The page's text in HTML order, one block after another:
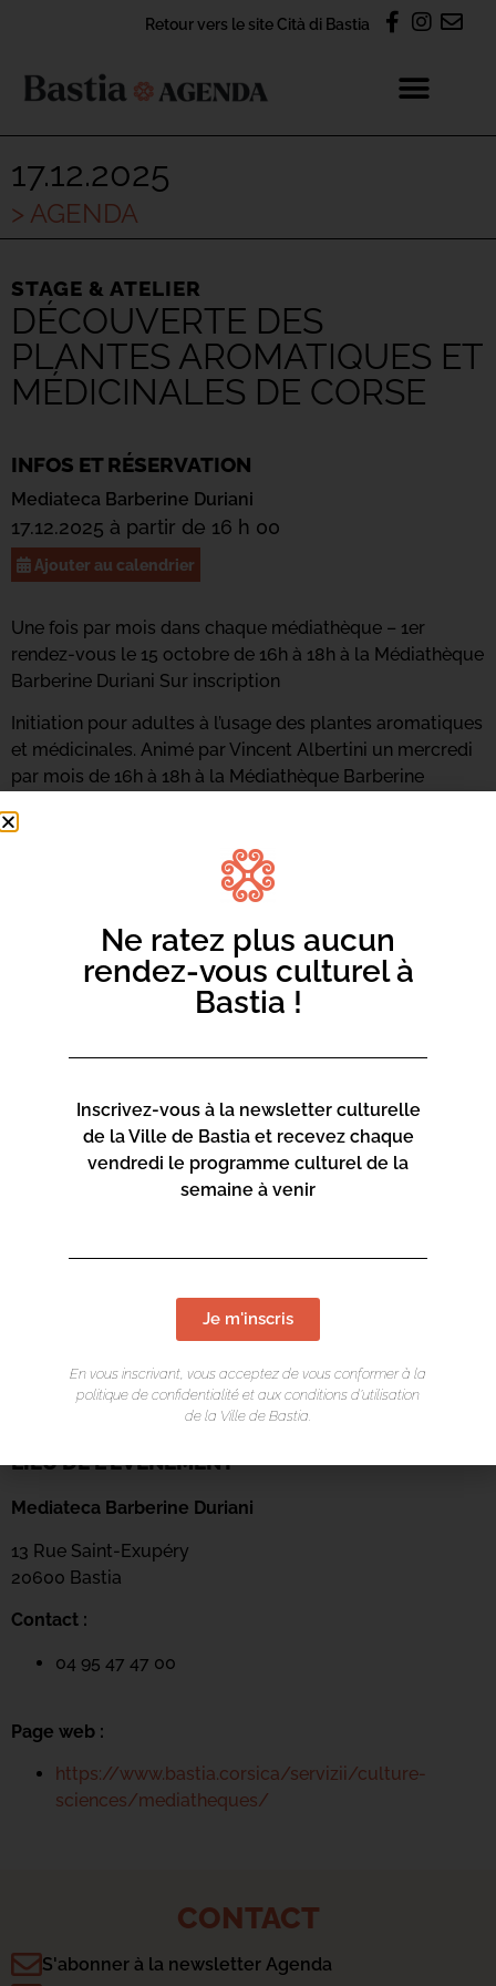
Retour vers le site Cità di Bastia
17.12.2025
> AGENDA
STAGE & ATELIER
DÉCOUVERTE DES
PLANTES AROMATIQUES ET
MÉDICINALES DE CORSE
INFOS ET RÉSERVATION
Mediateca Barberine Duriani
17.12.2025 à partir de 16 h 00
Ajouter au calendrier
Une fois par mois dans chaque médiathèque – 1er
rendez-vous le 15 octobre de 16h à 18h à la Médiathèque
Barberine Duriani Sur inscription
Initiation pour adultes à l’usage des plantes aromatiques
et médicinales. Animé par Vincent Albertini un mercredi
par mois de 16h à 18h à la Médiathèque Barberine
Médiathèque du Centre-ville.
LIEU DE L'ÉVÉNEMENT
Mediateca Barberine Duriani
13 Rue Saint-Exupéry
20600 Bastia
Contact :
04 95 47 47 00
Page web :
https://www.bastia.corsica/servizii/culture-
sciences/mediatheques/
CONTACT
S'abonner à la newsletter Agenda
Ne ratez plus aucun
rendez-vous culturel à
Bastia !
Inscrivez-vous à la newsletter culturelle
de la Ville de Bastia et recevez chaque
vendredi le programme culturel de la
semaine à venir
Je m'inscris
En vous inscrivant, vous acceptez de vous conformer à la
politique de confidentialité et aux conditions d’utilisation
de la Ville de Bastia.